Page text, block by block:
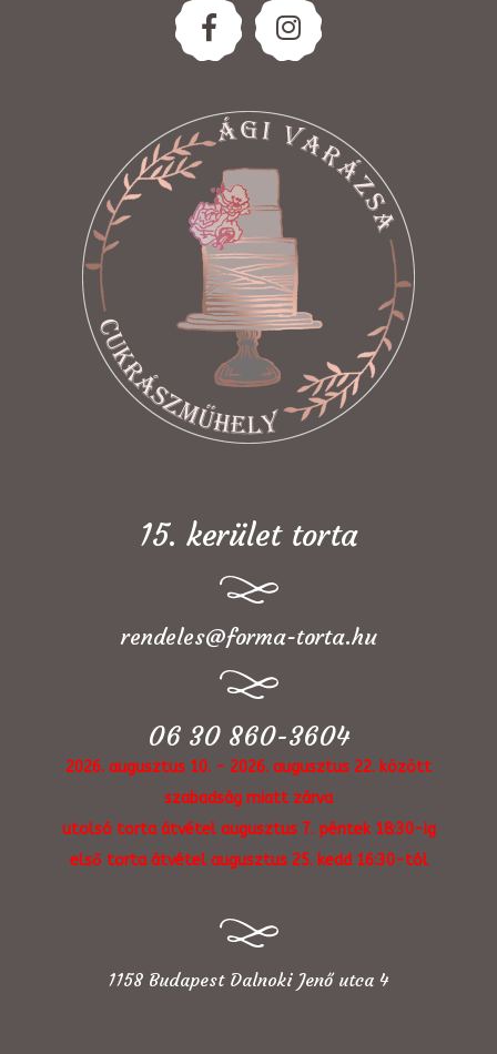
15. kerület torta
rendeles@forma-torta.hu
06 30 860-3604
2026. augusztus 10. - 2026. augusztus 22. között
szabadság miatt zárva
utolsó torta átvétel augusztus 7. péntek 18:30-ig
első torta átvétel augusztus 25. kedd 16:30-tól
1158 Budapest Dalnoki Jenő utca 4